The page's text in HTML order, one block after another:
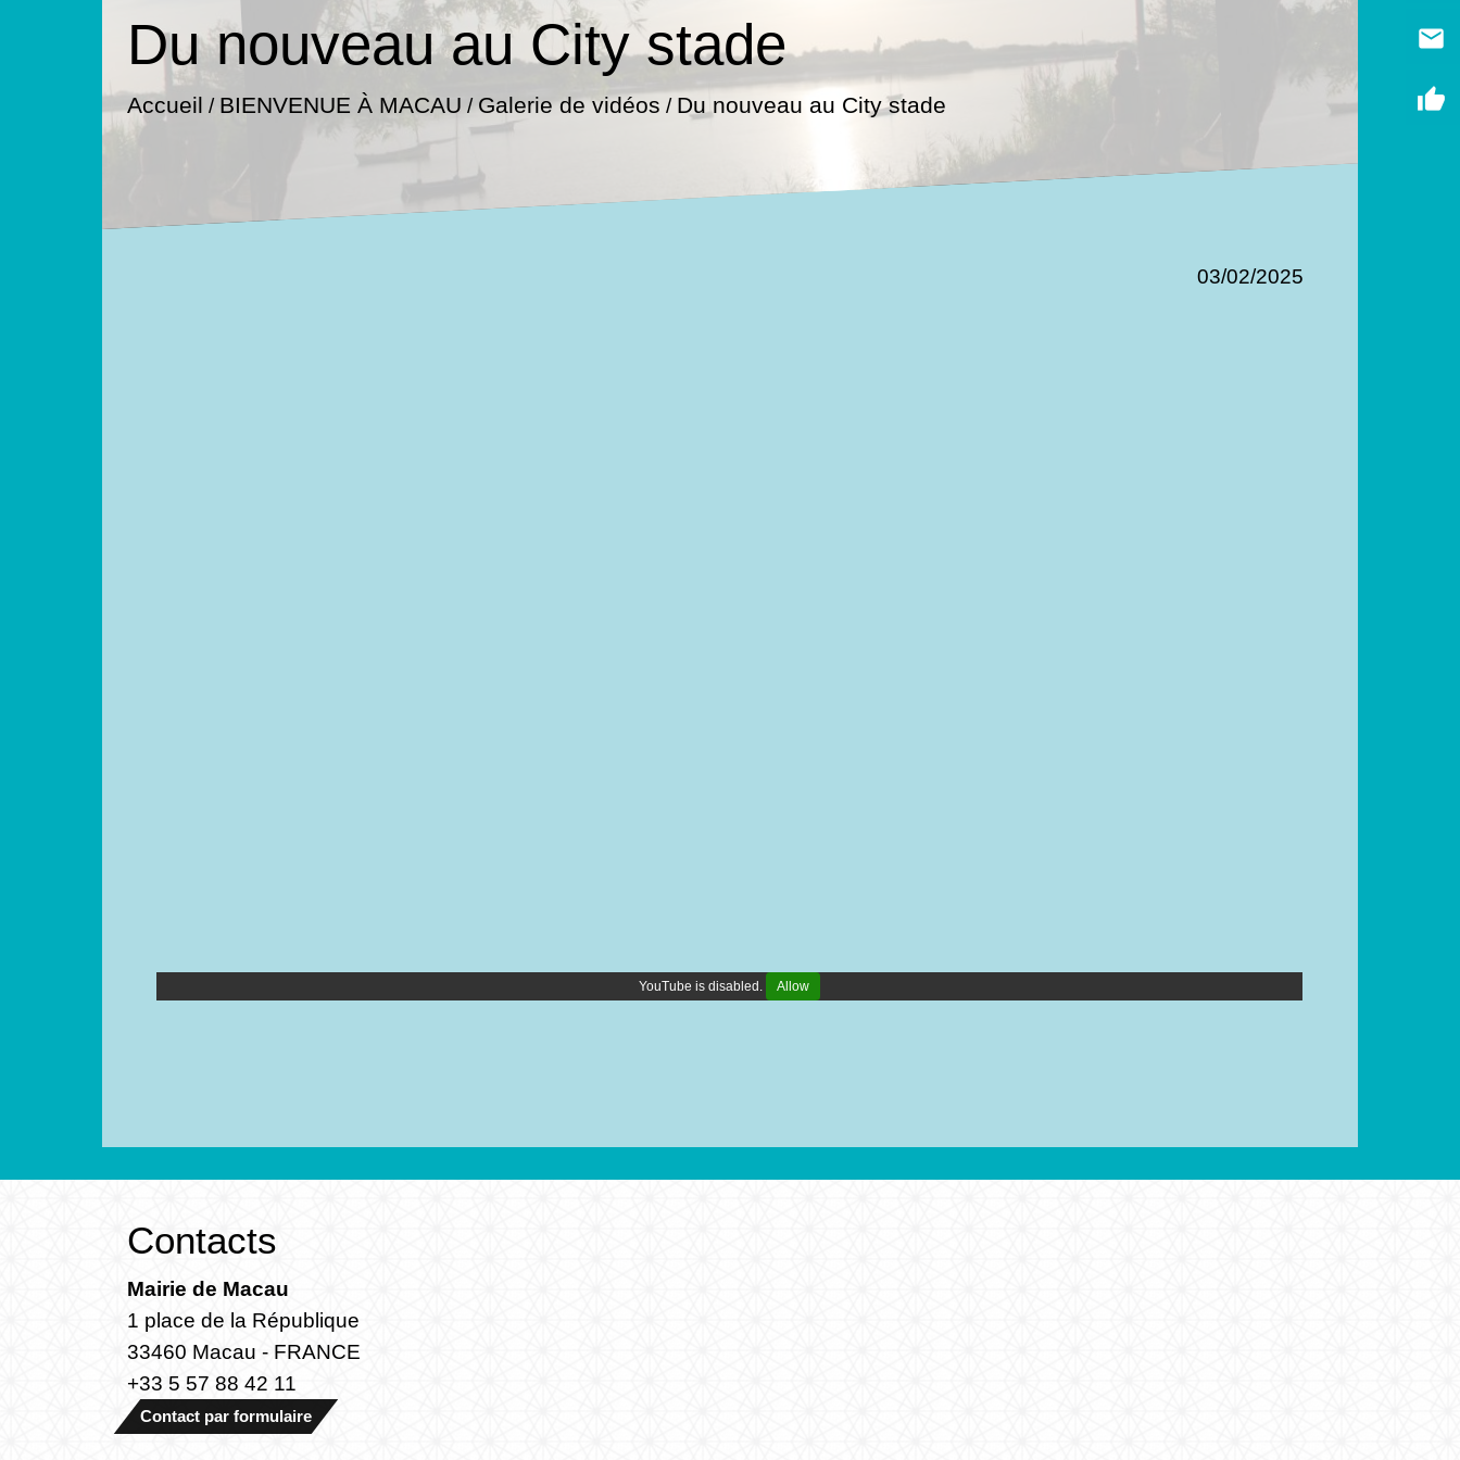
Du nouveau au City stade
Accueil / BIENVENUE À MACAU / Galerie de vidéos / Du nouveau au City stade
03/02/2025
YouTube is disabled. Allow
email
thumb_up
Contacts
Mairie de Macau
1 place de la République
33460 Macau - FRANCE
+33 5 57 88 42 11
Contact par formulaire